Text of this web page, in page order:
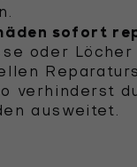
sofort
oder
verhinderst
ausweitet.